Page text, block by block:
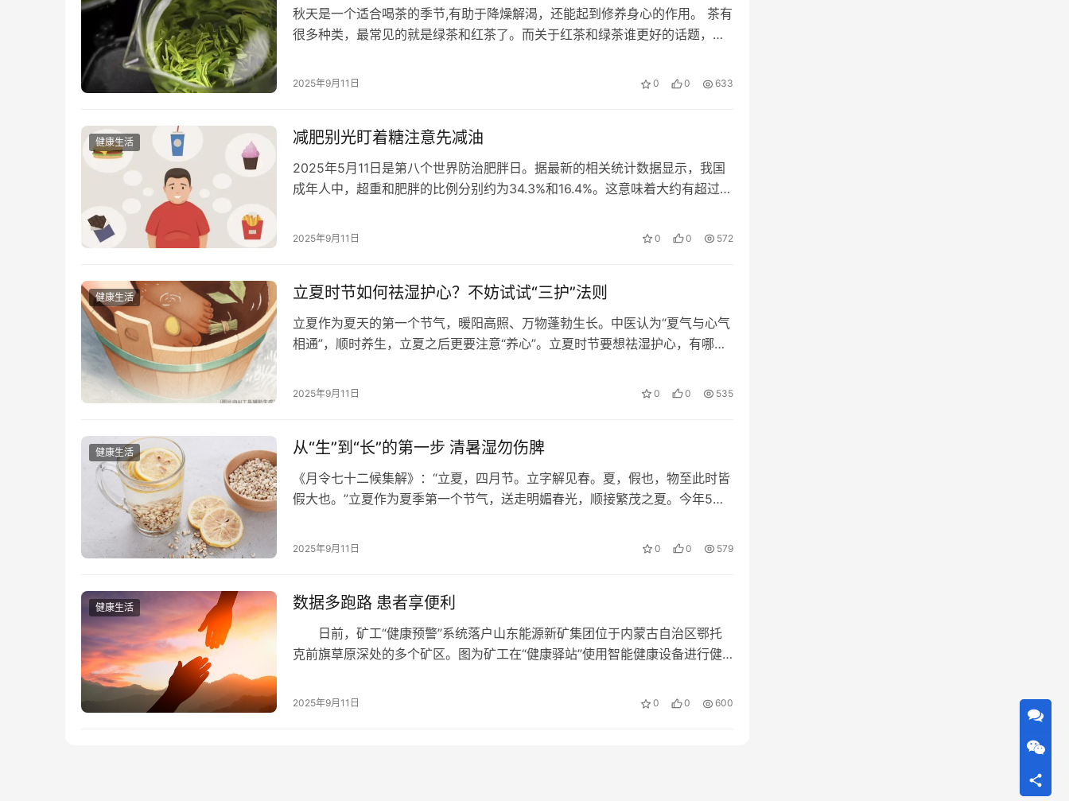
秋天是一个适合喝茶的季节,有助于降燥解渴，还能起到修养身心的作用。 茶有
很多种类，最常见的就是绿茶和红茶了。而关于红茶和绿茶谁更好的话题，一
和其他重要的植物营养素，但同时也有各自的营养特点。今天就来分析一下红
2025年9月11日 0 0 633
健康生活 减肥别光盯着糖注意先减油
2025年5月11日是第八个世界防治肥胖日。据最新的相关统计数据显示，我国
成年人中，超重和肥胖的比例分别约为34.3%和16.4%。这意味着大约有超过一
到的是戒奶茶、断甜品，却对餐桌上泛着油光的红烧肉和油汪汪的炒青菜视若
2025年9月11日 0 0 572
健康生活 立夏时节如何祛湿护心？不妨试试“三护”法则
立夏作为夏天的第一个节气，暖阳高照、万物蓬勃生长。中医认为“夏气与心气
相通”，顺时养生，立夏之后更要注意“养心”。立夏时节要想祛湿护心，有哪些
2025年9月11日 0 0 535
健康生活 从“生”到“长”的第一步 清暑湿勿伤脾
《月令七十二候集解》：“立夏，四月节。立字解见春。夏，假也，物至此时皆
假大也。”立夏作为夏季第一个节气，送走明媚春光，顺接繁茂之夏。今年5月5
闻田间蛙声一片，低头可见蚯蚓为农民辛勤掘土，瓜苗、菜芽争相痛饮清甜的
2025年9月11日 0 0 579
健康生活 数据多跑路 患者享便利
日前，矿工“健康预警”系统落户山东能源新矿集团位于内蒙古自治区鄂托
克前旗草原深处的多个矿区。图为矿工在“健康驿站”使用智能健康设备进行健
家全民健康信息平台已基本建成，省级统筹区域全民健康信息平台不断完善，
2025年9月11日 0 0 600